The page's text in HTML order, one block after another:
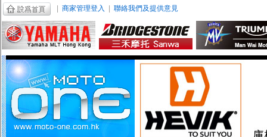
商家管理登入 聯絡我們及提供意見